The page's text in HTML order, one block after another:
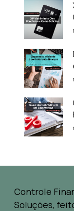
Controle
Soluções,